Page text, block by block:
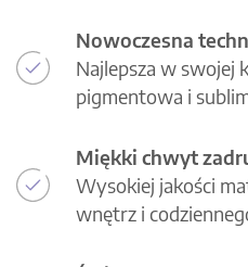
Nowoczesna
Najlepsza w swojej
pigmentowa i
Miękki chwyt
Wysokiej jakości
wnętrz i